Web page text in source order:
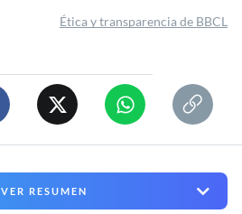
Ética y transparencia de BBCL
VER RESUMEN